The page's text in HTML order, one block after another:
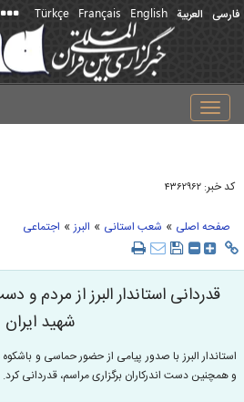
فارسی العربیة English
Français
Türkçe
Toggle
navigation
کد خبر: ۴۳۶۲۹۶۲
صفحه اصلی » شعب استانی » البرز» اجتماعی
قدردانی استاندار البرز از مردم و
شهید ایران
استاندار البرز با صدور پیامی از حضور حماسی و
و همچنین دست اندرکاران برگزاری مراسم، قدردانی کرد.